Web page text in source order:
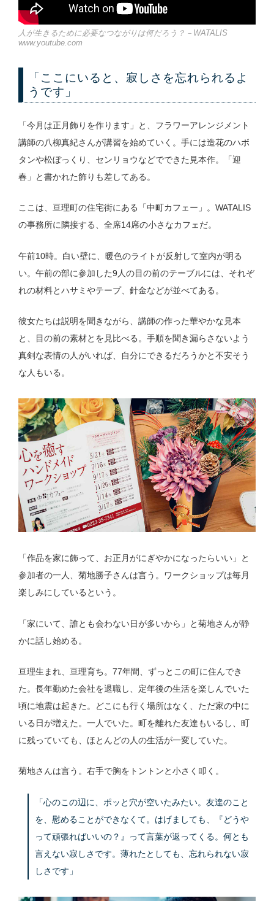
人が生きるために必要なつながりは何だろう？－WATALIS
www.youtube.com
「ここにいると、寂しさを忘れられるよ
うです」
「今月は正月飾りを作ります」と、フラワーアレンジメント
講師の八柳真紀さんが講習を始めていく。手には造花のハボ
タンや松ぼっくり、センリョウなどでできた見本作。「迎
春」と書かれた飾りも差してある。
ここは、亘理町の住宅街にある「中町カフェー」。WATALIS
の事務所に隣接する、全席14席の小さなカフェだ。
午前10時。白い壁に、暖色のライトが反射して室内が明る
い。午前の部に参加した9人の目の前のテーブルには、それぞ
れの材料とハサミやテープ、針金などが並べてある。
彼女たちは説明を聞きながら、講師の作った華やかな見本
と、目の前の素材とを見比べる。手順を聞き漏らさないよう
真剣な表情の人がいれば、自分にできるだろうかと不安そう
な人もいる。
「作品を家に飾って、お正月がにぎやかになったらいい」と
参加者の一人、菊地勝子さんは言う。ワークショップは毎月
楽しみにしているという。
「家にいて、誰とも会わない日が多いから」と菊地さんが静
かに話し始める。
亘理生まれ、亘理育ち。77年間、ずっとこの町に住んでき
た。長年勤めた会社を退職し、定年後の生活を楽しんでいた
頃に地震は起きた。どこにも行く場所はなく、ただ家の中に
いる日が増えた。一人でいた。町を離れた友達もいるし、町
に残っていても、ほとんどの人の生活が一変していた。
菊地さんは言う。右手で胸をトントンと小さく叩く。
「心のこの辺に、ポッと穴が空いたみたい。友達のこと
を、慰めることができなくて。はげましても、『どうや
って頑張ればいいの？』って言葉が返ってくる。何とも
言えない寂しさです。薄れたとしても、忘れられない寂
しさです」